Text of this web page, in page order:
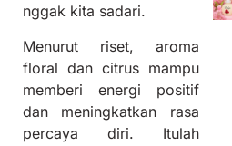
nggak kita sadari.
Menurut riset, aroma
floral dan citrus mampu
memberi energi positif
dan meningkatkan rasa
percaya diri. Itulah